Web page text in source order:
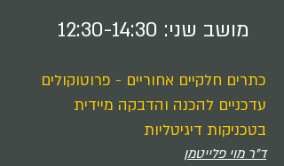
מושב שני: 12:30-14:30
כתרים חלקיים אחוריים - פרוטוקולים
עדכניים להכנה והדבקה מיידית
בטכניקות דיגיטליות
ד"ר מוי פלייטמן